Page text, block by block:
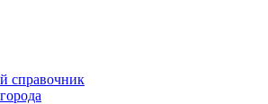
справочник